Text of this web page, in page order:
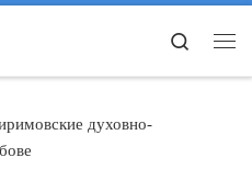
Search
духовно-